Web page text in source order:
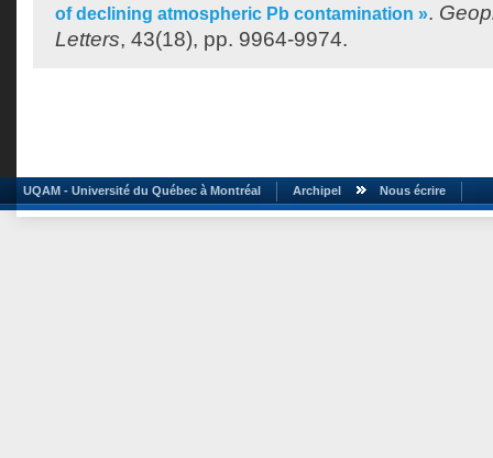
of declining atmospheric Pb contamination ».
Letters, 43(18), pp. 9964-9974.
UQAM - Université du Québec à Montréal Archipel Nous écrire